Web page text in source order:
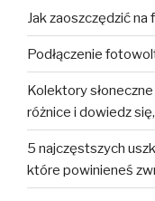
Jak zaoszczędzić
Podłączenie
Kolektory
różnice i dowiedz
5 najczęstszych
które powinieneś